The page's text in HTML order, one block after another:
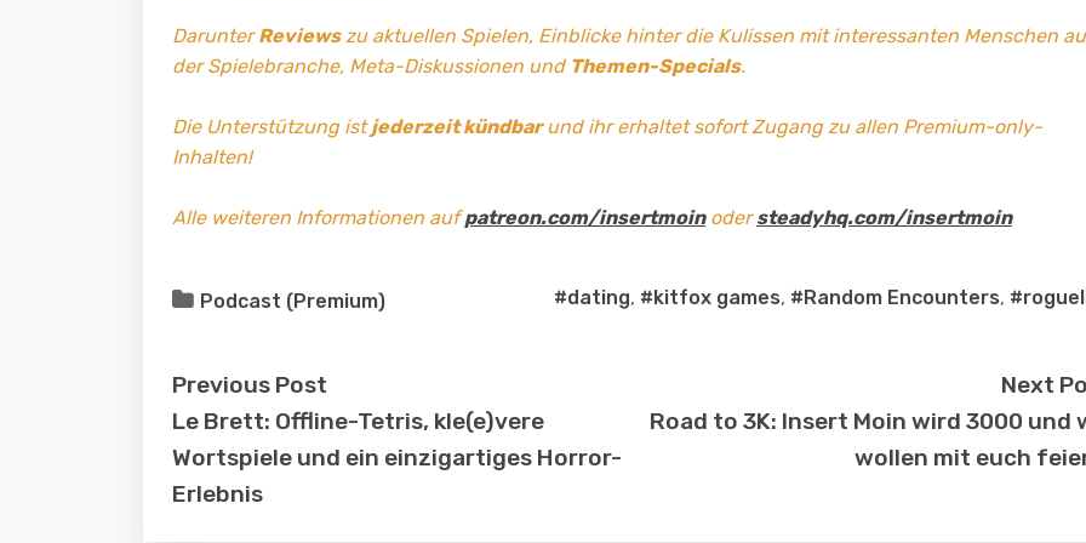
DarunterReviewszu aktuellen Spielen, Einblicke hinter die Kulissen mit interessanten Menschen
der Spielebranche, Meta-Diskussionen und Themen-Specials.
Die Unterstützung istjederzeit kündbarund ihr erhaltet sofort Zugang zu allen Premium-only-
Inhalten!
Alle weiteren Informationen aufpatreon.com/insertmoinodersteadyhq.com/insertmoin
Podcast (Premium) #dating, #kitfox games, #Random Encounters,
Previous Post
Le Brett: Offline-Tetris, kle(e)vere
Wortspiele und ein einzigartiges Horror-
Erlebnis
Next
Road to 3K: Insert Moin wird 3000 und
wollen mit euch